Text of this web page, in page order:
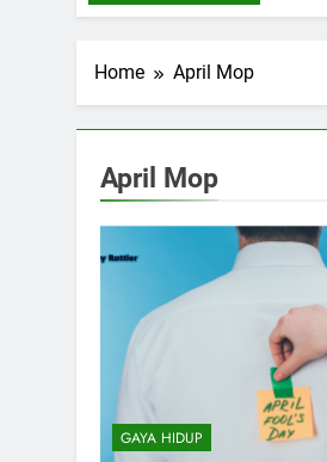
Home April Mop
April Mop
GAYA HIDUP